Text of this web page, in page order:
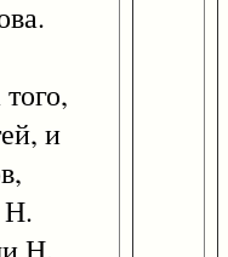
и
Н.